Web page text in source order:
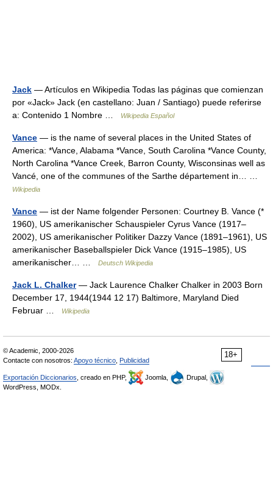
Jack — Artículos en Wikipedia Todas las páginas que comienzan
por «Jack» Jack (en castellano: Juan / Santiago) puede referirse
a: Contenido 1 Nombre …
Wikipedia Español
Vance — is the name of several places in the United States of
America: *Vance, Alabama *Vance, South Carolina *Vance County,
North Carolina *Vance Creek, Barron County, Wisconsinas well as
Vancé, one of the communes of the Sarthe département in… …
Wikipedia
Vance — ist der Name folgender Personen: Courtney B. Vance (*
1960), US amerikanischer Schauspieler Cyrus Vance (1917–
2002), US amerikanischer Politiker Dazzy Vance (1891–1961), US
amerikanischer Baseballspieler Dick Vance (1915–1985), US
amerikanischer… …
Deutsch Wikipedia
Jack L. Chalker— Jack Laurence Chalker Chalker in 2003 Born
December 17, 1944(1944 12 17) Baltimore, Maryland Died
Februar …
Wikipedia
18+
© Academic, 2000-2026
Contacte con nosotros: Apoyo técnico Publicidad
Exportación Diccionarios , creado en PHP, Joomla,
Drupal,
WordPress, MODx.